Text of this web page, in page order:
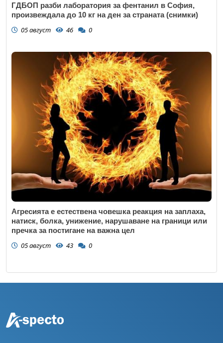
ГДБОП разби лаборатория за фентанил в София,
произвеждала до 10 кг на ден за страната (снимки)
05 август 46 0
Агресията е естествена човешка реакция на заплаха,
натиск, болка, унижение, нарушаване на граници или
пречка за постигане на важна цел
05 август 43 0